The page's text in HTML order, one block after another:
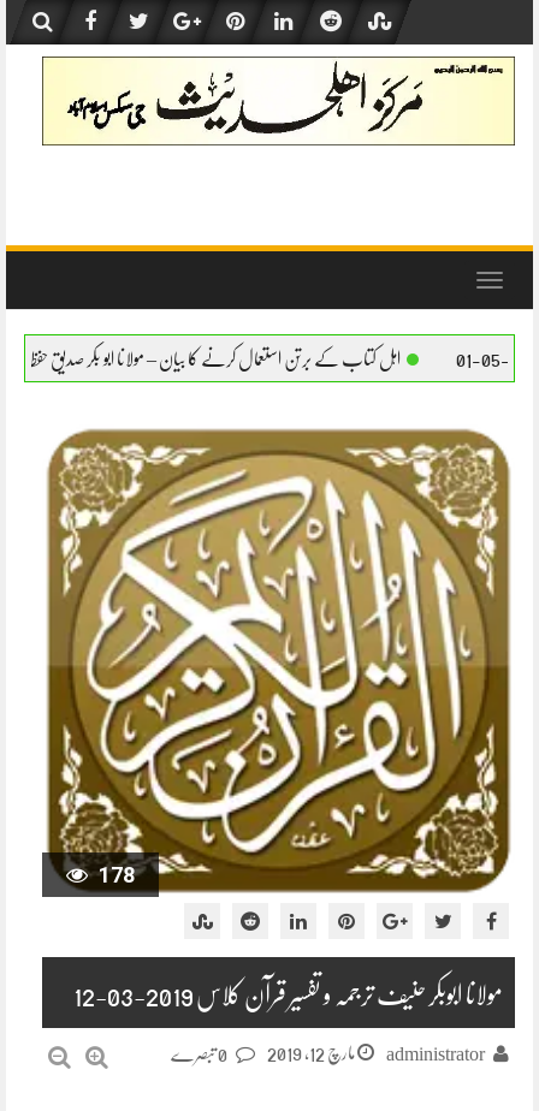
content
Toggle
کے برتن استعمال کرنے کا بیان – مولانا ابو بکر صدیق حفظہ اللہ اہل کتاب کے برتن
178
مولانا ابوبکر حنیف ترجمہ و تفسیر قرآن کلاس 2019-03-12
administrator مارچ 12, 2019